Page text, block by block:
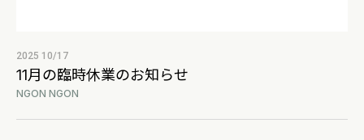
2025 10/17
11月の臨時休業のお知らせ
NGON NGON